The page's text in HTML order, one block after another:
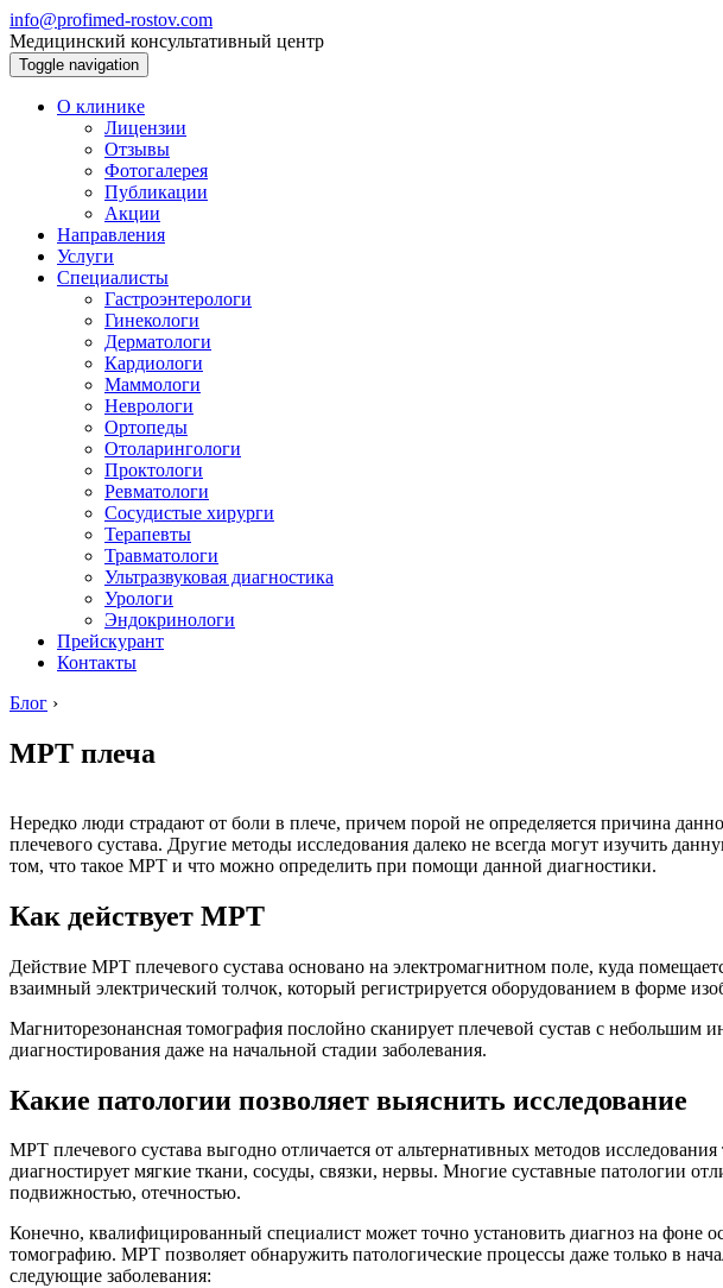
info@profimed-rostov.com
Медицинский консультативный центр
Toggle navigation
О клинике
Лицензии
Отзывы
Фотогалерея
Публикации
Акции
Направления
Услуги
Специалисты
Гастроэнтерологи
Гинекологи
Дерматологи
Кардиологи
Маммологи
Неврологи
Ортопеды
Отоларингологи
Проктологи
Ревматологи
Сосудистые хирурги
Терапевты
Травматологи
Ультразвуковая диагностика
Урологи
Эндокринологи
Прейскурант
Контакты
Блог ›
МРТ плеча
Нередко люди страдают от боли в плече, причем порой не определяется причина
плечевого сустава. Другие методы исследования далеко не всегда могут изучить
том, что такое МРТ и что можно определить при помощи данной диагностики.
Как действует МРТ
Действие МРТ плечевого сустава основано на электромагнитном поле, куда
взаимный электрический толчок, который регистрируется оборудованием в форме
Магниторезонансная томография послойно сканирует плечевой сустав с
диагностирования даже на начальной стадии заболевания.
Какие патологии позволяет выяснить исследование
МРТ плечевого сустава выгодно отличается от альтернативных методов
диагностирует мягкие ткани, сосуды, связки, нервы. Многие суставные патологии
подвижностью, отечностью.
Конечно, квалифицированный специалист может точно установить диагноз на фоне
томографию. МРТ позволяет обнаружить патологические процессы даже только в
следующие заболевания: